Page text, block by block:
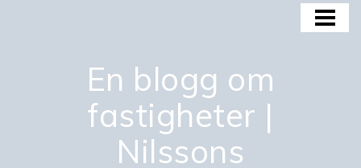
KÖPA OCH INVESTERA
En blogg om
fastigheter |
Nilssons